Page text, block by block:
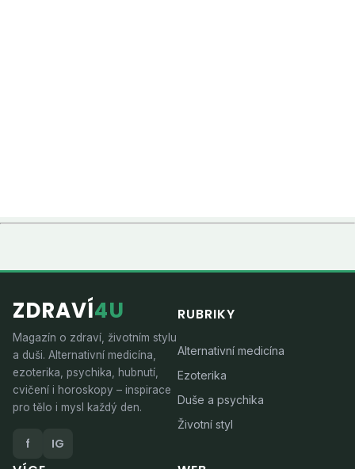
ZDRAVÍ4U
Magazín o zdraví, životním stylu
a duši. Alternativní medicína,
ezoterika, psychika, hubnutí,
cvičení i horoskopy – inspirace
pro tělo i mysl každý den.
f IG
RUBRIKY
Alternativní medicína
Ezoterika
Duše a psychika
Životní styl